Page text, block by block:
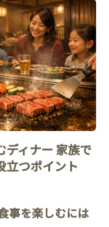
ディナー 家族で
立つポイント
事を楽しむには